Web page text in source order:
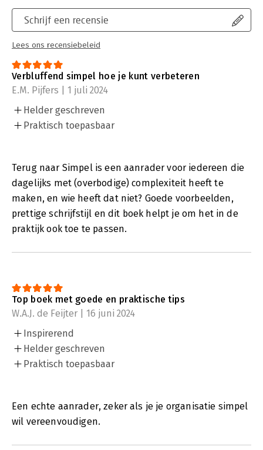
Schrijf een recensie
Lees ons recensiebeleid
Verbluffend simpel hoe je kunt verbeteren
E.M. Pijfers | 1 juli 2024
Helder geschreven
Praktisch toepasbaar
Terug naar Simpel is een aanrader voor iedereen die
dagelijks met (overbodige) complexiteit heeft te
maken, en wie heeft dat niet? Goede voorbeelden,
prettige schrijfstijl en dit boek helpt je om het in de
praktijk ook toe te passen.
Top boek met goede en praktische tips
W.A.J. de Feijter | 16 juni 2024
Inspirerend
Helder geschreven
Praktisch toepasbaar
Een echte aanrader, zeker als je je organisatie simpel
wil vereenvoudigen.